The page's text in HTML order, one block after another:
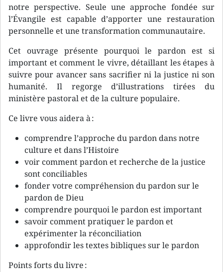
notre perspective. Seule une approche fondée sur
l’Évangile est capable d’apporter une restauration
personnelle et une transformation communautaire.
Cet ouvrage présente pourquoi le pardon est si
important et comment le vivre, détaillant les étapes à
suivre pour avancer sans sacrifier ni la justice ni son
humanité. Il regorge d’illustrations tirées du
ministère pastoral et de la culture populaire.
Ce livre vous aidera à :
comprendre l’approche du pardon dans notre
culture et dans l’Histoire
voir comment pardon et recherche de la justice
sont conciliables
fonder votre compréhension du pardon sur le
pardon de Dieu
comprendre pourquoi le pardon est important
savoir comment pratiquer le pardon et
expérimenter la réconciliation
approfondir les textes bibliques sur le pardon
Points forts du livre :